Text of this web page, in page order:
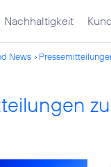
Nachhaltigkeit
News